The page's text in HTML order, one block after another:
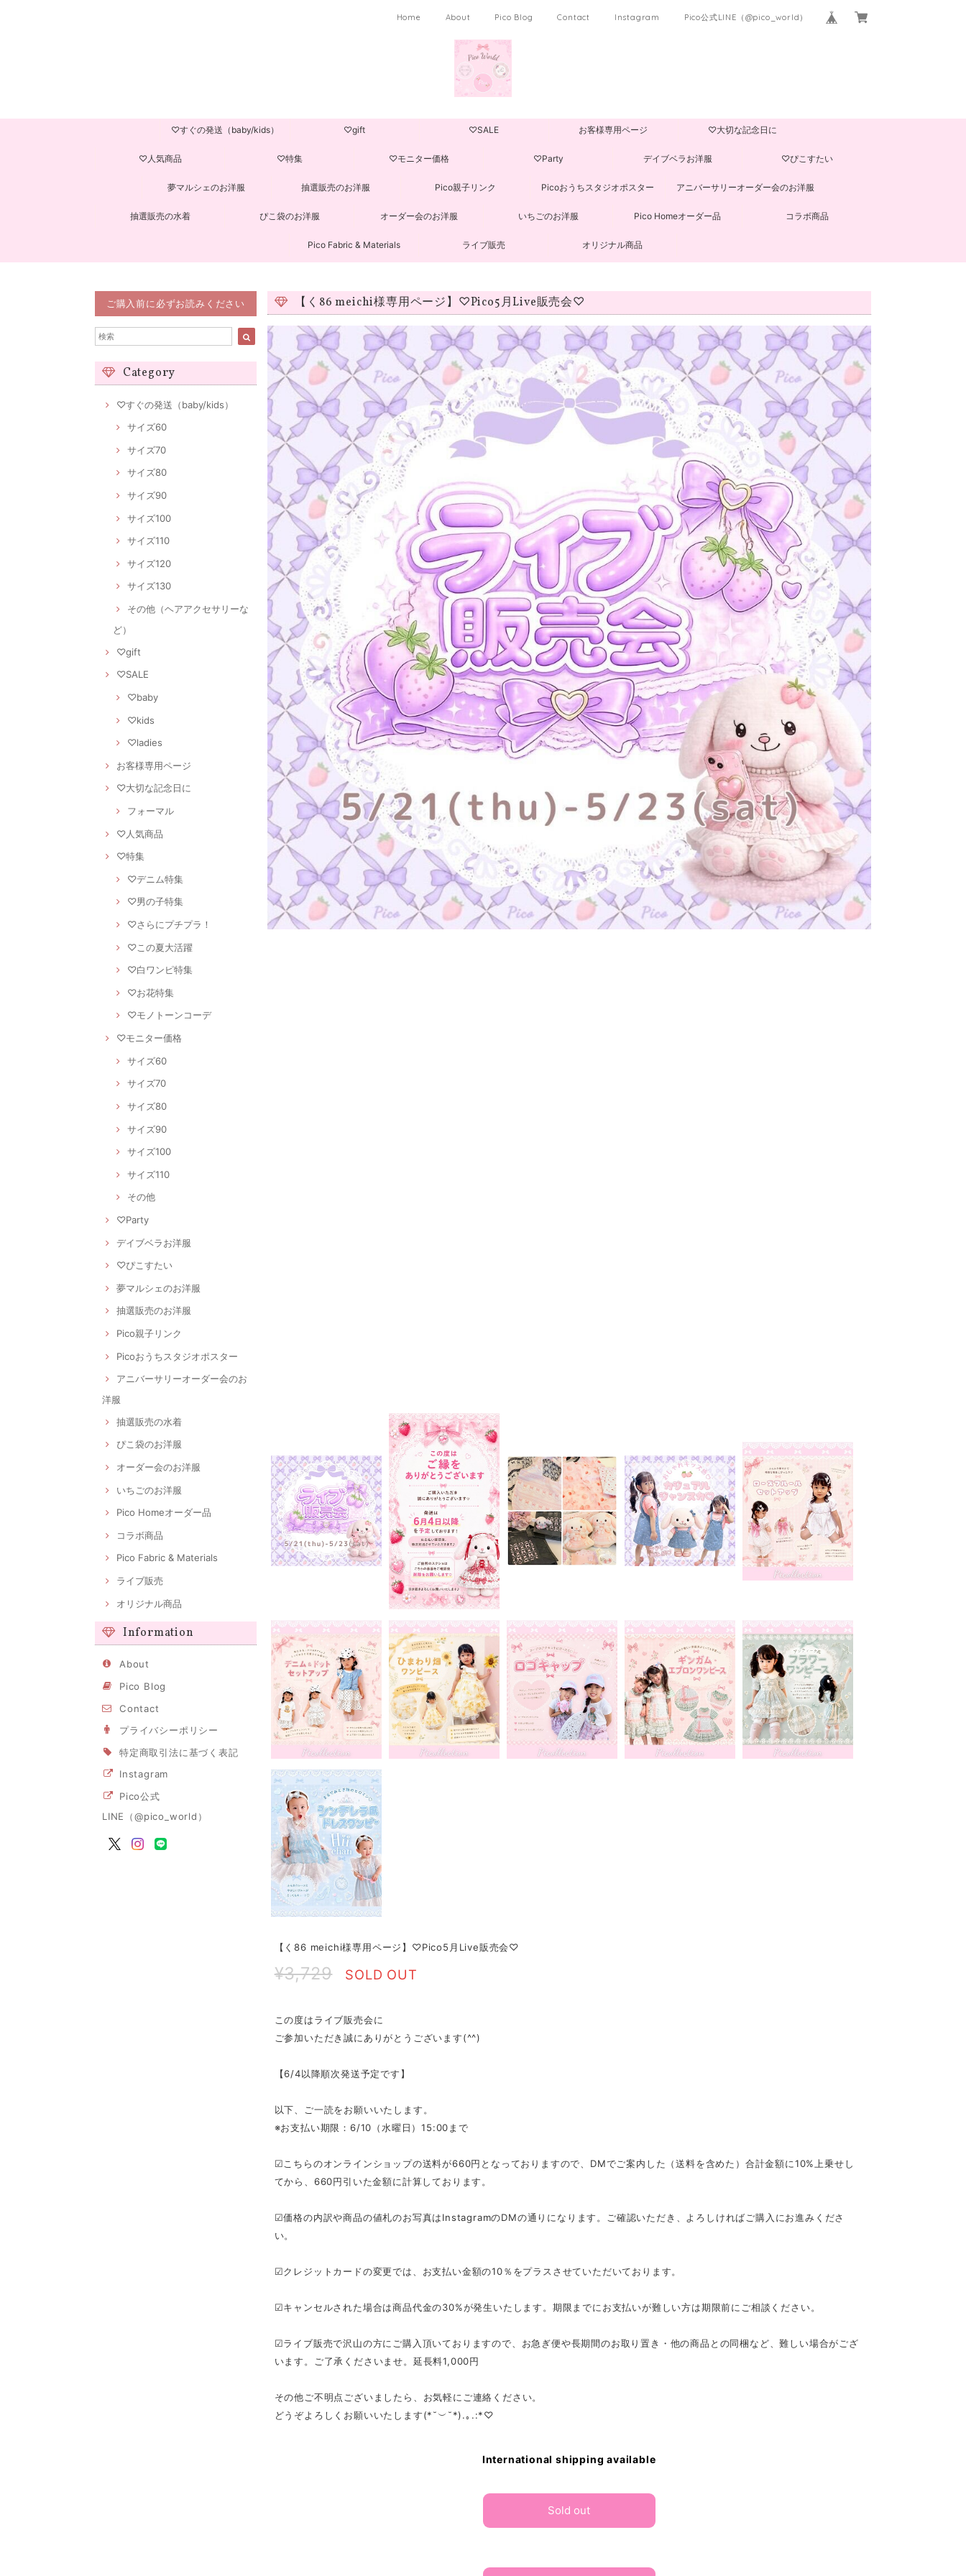
Home About Pico Blog Contact Instagram Pico公式LINE（@pico_world）
♡すぐの発送（baby/kids） ♡gift ♡SALE お客様専用ページ ♡大切な記念日に
♡人気商品 ♡特集 ♡モニター価格 ♡Party デイブベラお洋服 ♡ぴこすたい
夢マルシェのお洋服 抽選販売のお洋服 Pico親子リンク Picoおうちスタジオポスター アニバーサリーオーダー会のお洋服
抽選販売の水着 ぴこ袋のお洋服 オーダー会のお洋服 いちごのお洋服 Pico Homeオーダー品 コラボ商品
Pico Fabric & Materials ライブ販売 オリジナル商品
ご購入前に必ずお読みください
Category
♡すぐの発送（baby/kids）
サイズ60
サイズ70
サイズ80
サイズ90
サイズ100
サイズ110
サイズ120
サイズ130
その他（ヘアアクセサリーな
ど）
♡gift
♡SALE
♡baby
♡kids
♡ladies
お客様専用ページ
♡大切な記念日に
フォーマル
♡人気商品
♡特集
♡デニム特集
♡男の子特集
♡さらにプチプラ！
♡この夏大活躍
♡白ワンピ特集
♡お花特集
♡モノトーンコーデ
♡モニター価格
サイズ60
サイズ70
サイズ80
サイズ90
サイズ100
サイズ110
その他
♡Party
デイブベラお洋服
♡ぴこすたい
夢マルシェのお洋服
抽選販売のお洋服
Pico親子リンク
Picoおうちスタジオポスター
アニバーサリーオーダー会のお
洋服
抽選販売の水着
ぴこ袋のお洋服
オーダー会のお洋服
いちごのお洋服
Pico Homeオーダー品
コラボ商品
Pico Fabric & Materials
ライブ販売
オリジナル商品
Information
About
Pico Blog
Contact
プライバシーポリシー
特定商取引法に基づく表記
Instagram
Pico公式
LINE（@pico_world）
【く86 meichi様専用ページ】♡Pico5月Live販売会♡
【く86 meichi様専用ページ】♡Pico5月Live販売会♡
¥3,729 SOLD OUT
この度はライブ販売会に
ご参加いただき誠にありがとうございます(^^)
【6/4以降順次発送予定です】
以下、ご一読をお願いいたします。
※お支払い期限：6/10（水曜日）15:00まで
☑こちらのオンラインショップの送料が660円となっておりますので、DMでご案内した（送料を含めた）合計金額に10%上乗せし
てから、660円引いた金額に計算しております。
☑価格の内訳や商品の値札のお写真はInstagramのDMの通りになります。ご確認いただき、よろしければご購入にお進みくださ
い。
☑クレジットカードの変更では、お支払い金額の10％をプラスさせていただいております。
☑キャンセルされた場合は商品代金の30%が発生いたします。期限までにお支払いが難しい方は期限前にご相談ください。
☑ライブ販売で沢山の方にご購入頂いておりますので、お急ぎ便や長期間のお取り置き・他の商品との同梱など、難しい場合がござ
います。ご了承くださいませ。延長料1,000円
その他ご不明点ございましたら、お気軽にご連絡ください。
どうぞよろしくお願いいたします(*˘︶˘*).｡.:*♡
International shipping available
Sold out